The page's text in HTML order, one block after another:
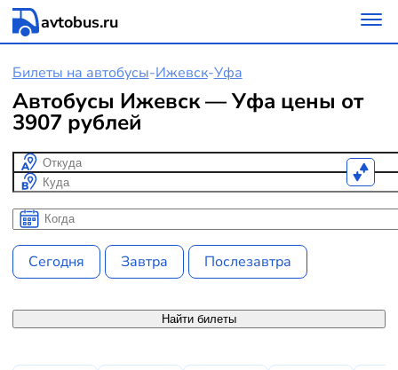
avtobus.ru
Билеты на автобусы-Ижевск-Уфа
Автобусы Ижевск — Уфа цены от
3907 рублей
Откуда
Куда
Когда
Когда
Сегодня Завтра Послезавтра
Найти билеты